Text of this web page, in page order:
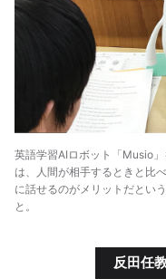
英語学習AIロボット「Musio
は、人間が相手するときと比
に話せるのがメリットだとい
と。
反田任